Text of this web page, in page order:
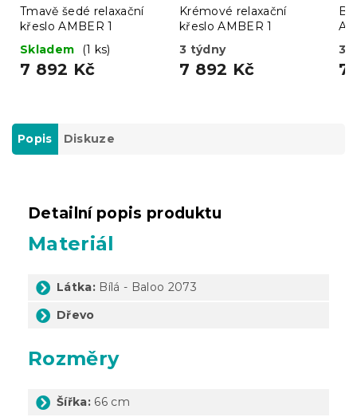
Tmavě šedé relaxační
křeslo AMBER 1
Skladem
(1 ks)
7 892 Kč
Krémové relaxační
křeslo AMBER 1
3 týdny
7 892 Kč
3
7
Popis Diskuze
Detailní popis produktu
Materiál
Látka: Bílá - Baloo 2073
Dřevo
Rozměry
Šířka: 66 cm